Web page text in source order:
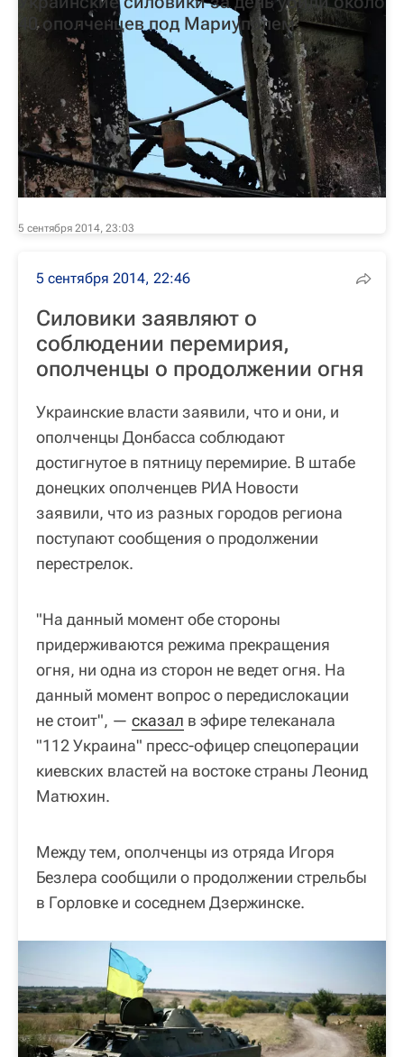
5 сентября 2014, 23:03
40 ополченцев под Мариуполем
5 сентября 2014, 22:46
Силовики заявляют о
соблюдении перемирия,
ополченцы о продолжении огня
Украинские власти заявили, что и они, и
ополченцы Донбасса соблюдают
достигнутое в пятницу перемирие. В штабе
донецких ополченцев РИА Новости
заявили, что из разных городов региона
поступают сообщения о продолжении
перестрелок.
"На данный момент обе стороны
придерживаются режима прекращения
огня, ни одна из сторон не ведет огня. На
данный момент вопрос о передислокации
не стоит", — сказал в эфире телеканала
"112 Украина" пресс-офицер спецоперации
киевских властей на востоке страны Леонид
Матюхин.
Между тем, ополченцы из отряда Игоря
Безлера сообщили о продолжении стрельбы
в Горловке и соседнем Дзержинске.